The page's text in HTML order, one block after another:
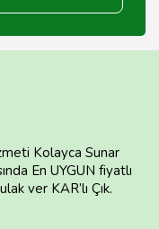
Kolayca Sunar
En UYGUN fiyatlı
ver KAR’lı Çık.